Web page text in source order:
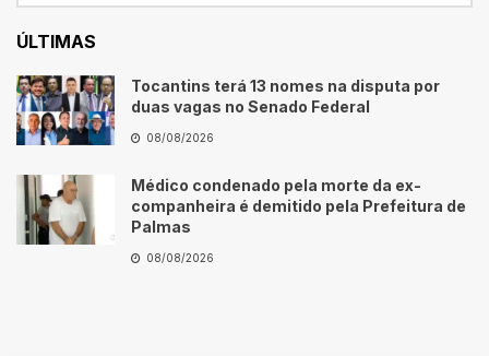
ÚLTIMAS
Tocantins terá 13 nomes na disputa por
duas vagas no Senado Federal
08/08/2026
Médico condenado pela morte da ex-
companheira é demitido pela Prefeitura de
Palmas
08/08/2026